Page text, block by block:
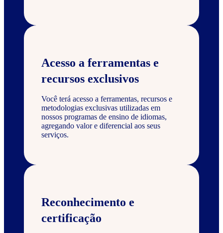
Acesso a ferramentas e
recursos exclusivos
Você terá acesso a ferramentas, recursos e
metodologias exclusivas utilizadas em
nossos programas de ensino de idiomas,
agregando valor e diferencial aos seus
serviços.
Reconhecimento e
certificação